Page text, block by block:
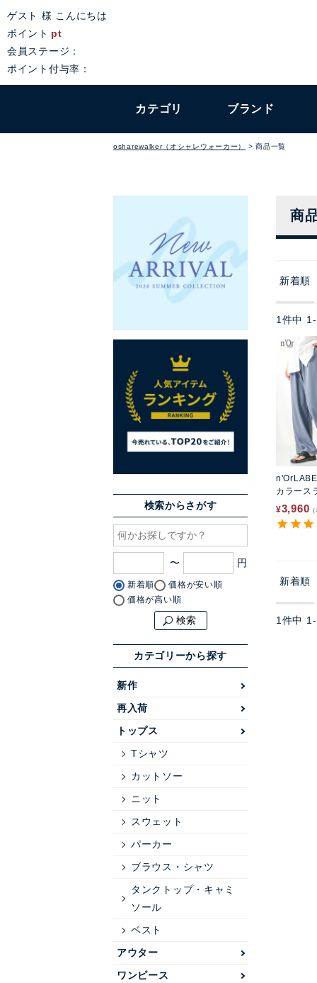
ゲスト 様 こんにちは
ポイント pt
会員ステージ：
ポイント付与率：
カテゴリ ブランド
osharewalker（オシャレウォーカー） 商品一覧
検索からさがす
〜
新着順
価格が安い順
価格が高い順
検索
カテゴリーから探す
新作
再入荷
トップス
Tシャツ
カットソー
ニット
スウェット
パーカー
ブラウス・シャツ
タンクトップ・キャミ
ソール
ベスト
アウター
ワンピース
商
新着順
1 件中 1 -
カラース
¥3,960
新着順
1 件中 1 -